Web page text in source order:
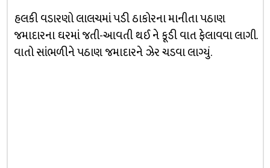
હલકી વડારણો લાલચમાં પડી ઠાકોરના માનીતા પઠાણ
જમાદારના ઘરમાં જતી-આવતી થઈ ને કૂડી વાત ફેલાવવા લાગી.
વાતો સાંભળીને પઠાણ જમાદારને ઝેર ચડવા લાગ્યું.